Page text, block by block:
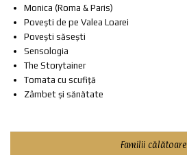
Monica (Roma & Paris)
Povești de pe Valea Loarei
Povești săsești
Sensologia
The Storytainer
Tomata cu scufiță
Zâmbet și sănătate
Familii călătoare